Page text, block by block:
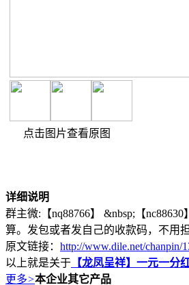
点击图片查看原图
详细说明
群主微:【nq88766】 &nbsp;【
算。发包或者发自己的收款码，不用
原文链接： http://www.dile.net/chanpin/
以上就是关于 【龙凤呈祥】一元一分
更多>本企业其它产品